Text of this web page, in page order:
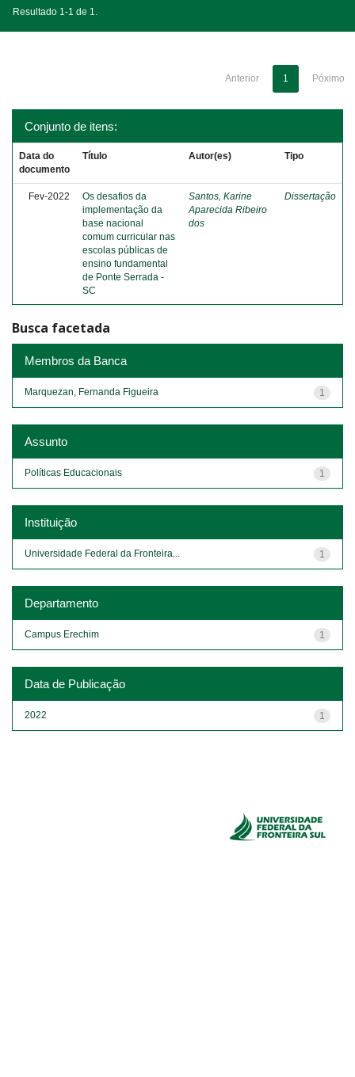
Resultado 1-1 de 1.
Anterior 1 Póximo
Conjunto de itens:
Data do
documento
Título Autor(es) Tipo
Fev-2022
Os desafios da
implementação da
base nacional
comum curricular nas
escolas públicas de
ensino fundamental
de Ponte Serrada -
SC
Santos, Karine
Aparecida Ribeiro
dos
Dissertação
Busca facetada
Membros da Banca
1
Marquezan, Fernanda Figueira
Assunto
1
Políticas Educacionais
Instituição
1
Universidade Federal da Fronteira...
Departamento
1
Campus Erechim
Data de Publicação
1
2022